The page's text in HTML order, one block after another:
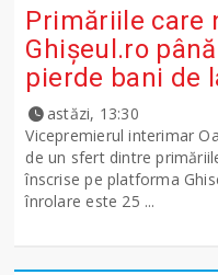
Primăriile care
Ghişeul.ro
pierde bani de
astăzi, 13:30
Vicepremierul interimar
de un sfert dintre
înscrise pe platforma
înrolare este 25 ...